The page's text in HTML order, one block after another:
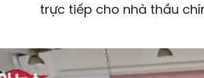
trực tiếp cho nhà thầu